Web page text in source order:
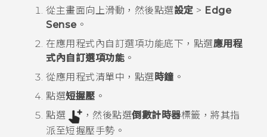
從主畫面向上滑動，然後點選設定 > Edge
Sense。
在應用程式內自訂選項功能底下，點選應用程
式內自訂選項功能 。
從應用程式清單中，點選時鐘 。
點選短握壓 。
點選
，然後點選倒數計時器標籤，將其指
派至短握壓手勢。